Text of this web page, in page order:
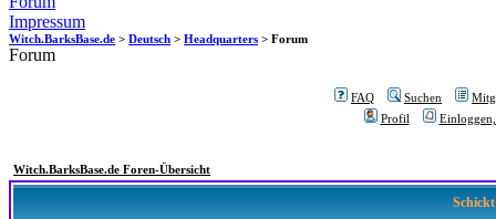
Impressum
Witch.BarksBase.de > Deutsch > Headquarters > Forum
Forum
FAQ Suchen
Profil
Witch.BarksBase.de Foren-Übersicht